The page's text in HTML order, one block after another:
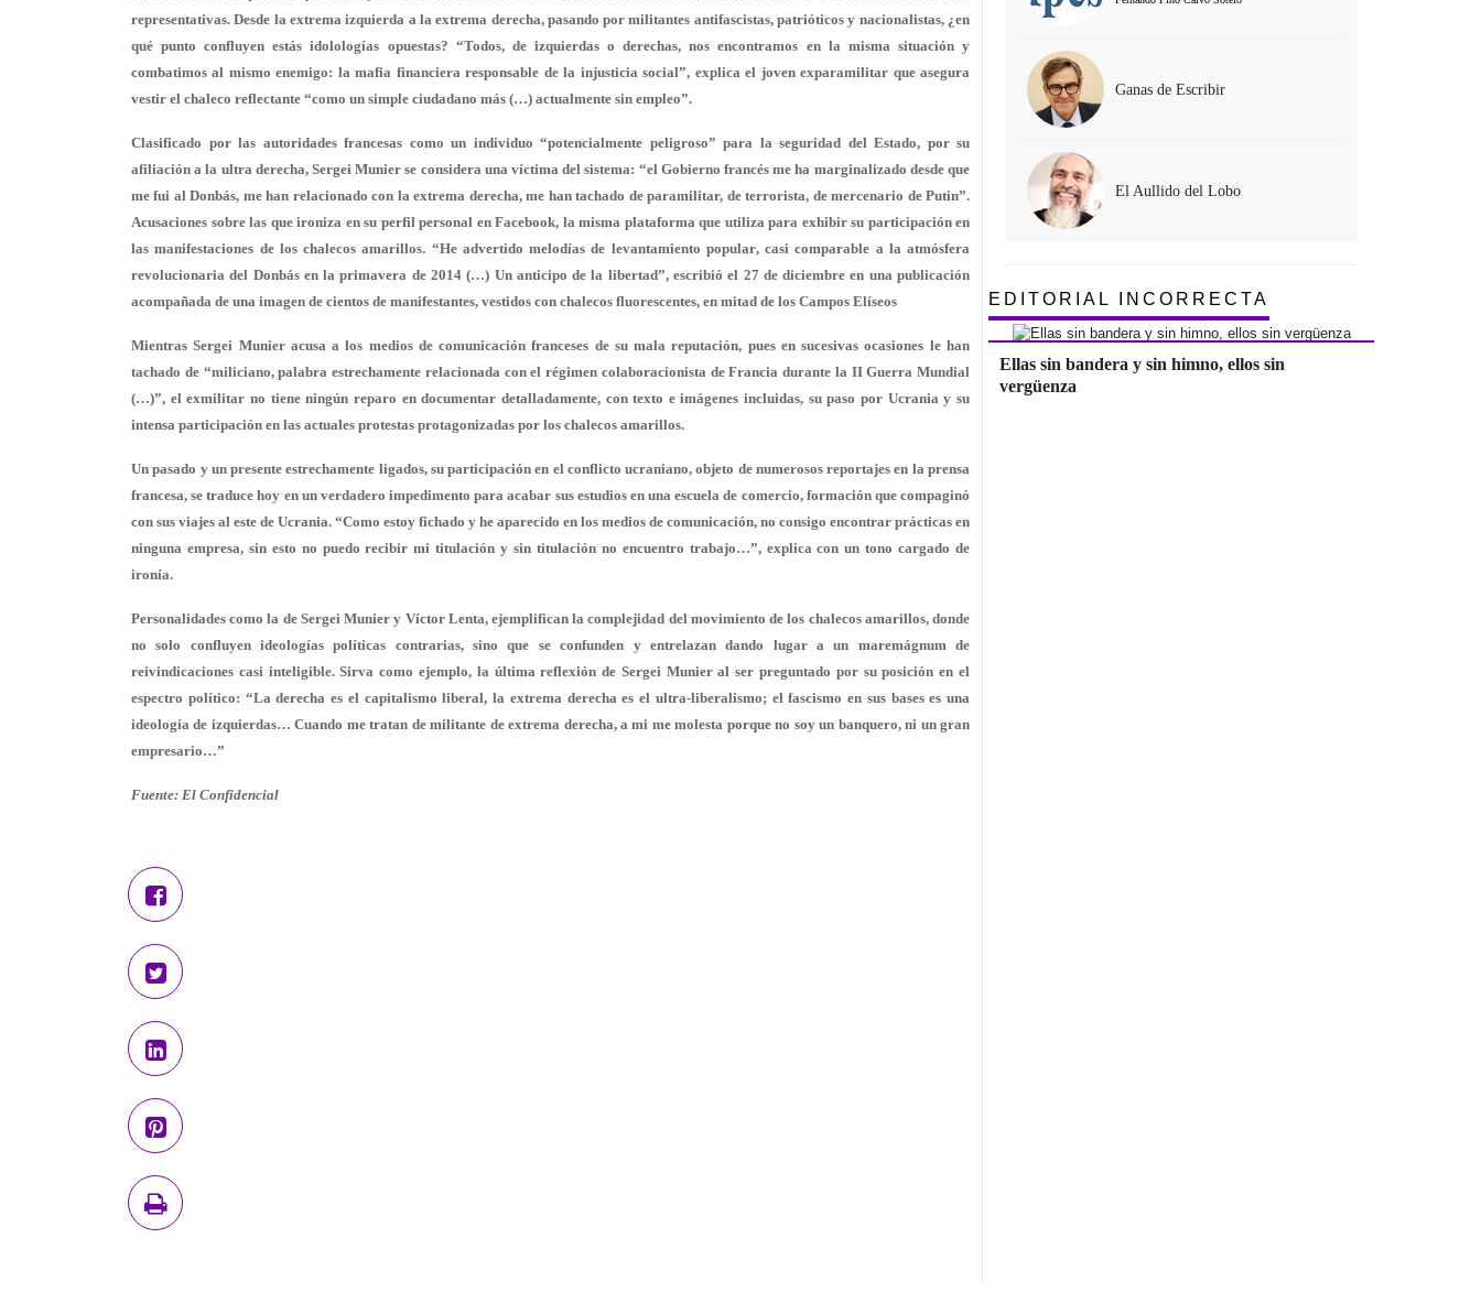
representativas. Desde la extrema izquierda a la extrema derecha, pasando por militantes antifascistas, patrióticos y nacionalistas, ¿en
qué punto confluyen estás idolologías opuestas? “Todos, de izquierdas o derechas, nos encontramos en la misma situación y
combatimos al mismo enemigo: la mafia financiera responsable de la injusticia social”, explica el joven exparamilitar que asegura
vestir el chaleco reflectante “como un simple ciudadano más (…) actualmente sin empleo”.
Clasificado por las autoridades francesas como un individuo “potencialmente peligroso” para la seguridad del Estado, por su
afiliación a la ultra derecha, Sergei Munier se considera una víctima del sistema: “el Gobierno francés me ha marginalizado desde que
me fui al Donbás, me han relacionado con la extrema derecha, me han tachado de paramilitar, de terrorista, de mercenario de Putin”.
Acusaciones sobre las que ironiza en su perfil personal en Facebook, la misma plataforma que utiliza para exhibir su participación en
las manifestaciones de los chalecos amarillos. “He advertido melodías de levantamiento popular, casi comparable a la atmósfera
revolucionaria del Donbás en la primavera de 2014 (…) Un anticipo de la libertad”, escribió el 27 de diciembre en una publicación
acompañada de una imagen de cientos de manifestantes, vestidos con chalecos fluorescentes, en mitad de los Campos Elíseos
Mientras Sergei Munier acusa a los medios de comunicación franceses de su mala reputación, pues en sucesivas ocasiones le han
tachado de “miliciano, palabra estrechamente relacionada con el régimen colaboracionista de Francia durante la II Guerra Mundial
(…)”, el exmilitar no tiene ningún reparo endocumentar detalladamente, con texto e imágenes incluidas, su paso por Ucrania y su
intensa participación en las actuales protestas protagonizadas por los chalecos amarillos.
Un pasado y un presente estrechamente ligados, su participación en el conflicto ucraniano, objeto de numerosos reportajes en la prensa
francesa, se traduce hoy en un verdadero impedimento para acabar sus estudios en una escuela de comercio, formación que compaginó
con sus viajes al este de Ucrania. “Como estoy fichado y he aparecido en los medios de comunicación, no consigo encontrar prácticas en
ninguna empresa, sin esto no puedo recibir mi titulación y sin titulación no encuentro trabajo…”, explica con un tono cargado de
ironía.
Personalidades como la de Sergei Munier y Víctor Lenta, ejemplifican la complejidad del movimiento de los chalecos amarillos, donde
no solo confluyen ideologías políticas contrarias, sino que se confunden y entrelazan dando lugar a un maremágnum de
reivindicaciones casi inteligible. Sirva como ejemplo, la última reflexión de Sergei Munier al ser preguntado por su posición en el
espectro político: “La derecha es el capitalismo liberal, la extrema derecha es el ultra-liberalismo; el fascismo en sus bases es una
ideología de izquierdas… Cuando me tratan de militante de extrema derecha, a mi me molesta porqueno soy un banquero, ni un gran
empresario…”
Fuente: El Confidencial
Ganas de Escribir
El Aullido del Lobo
EDITORIAL INCORRECTA
Ellas sin bandera y sin himno, ellos sin
vergüenza